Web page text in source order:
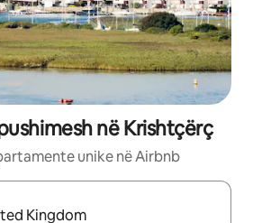
në Krishtçërç
unike në Airbnb
të disponueshme, lëviz me butonat e